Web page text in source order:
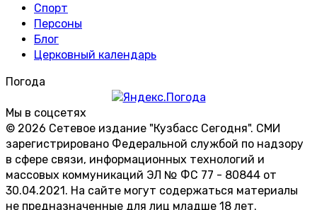
Спорт
Персоны
Блог
Церковный календарь
Погода
Мы в соцсетях
© 2026 Сетевое издание "Кузбасс Сегодня". СМИ
зарегистрировано Федеральной службой по надзору
в сфере связи, информационных технологий и
массовых коммуникаций ЭЛ № ФС 77 - 80844 от
30.04.2021. На сайте могут содержаться материалы
не предназначенные для лиц младше 18 лет.